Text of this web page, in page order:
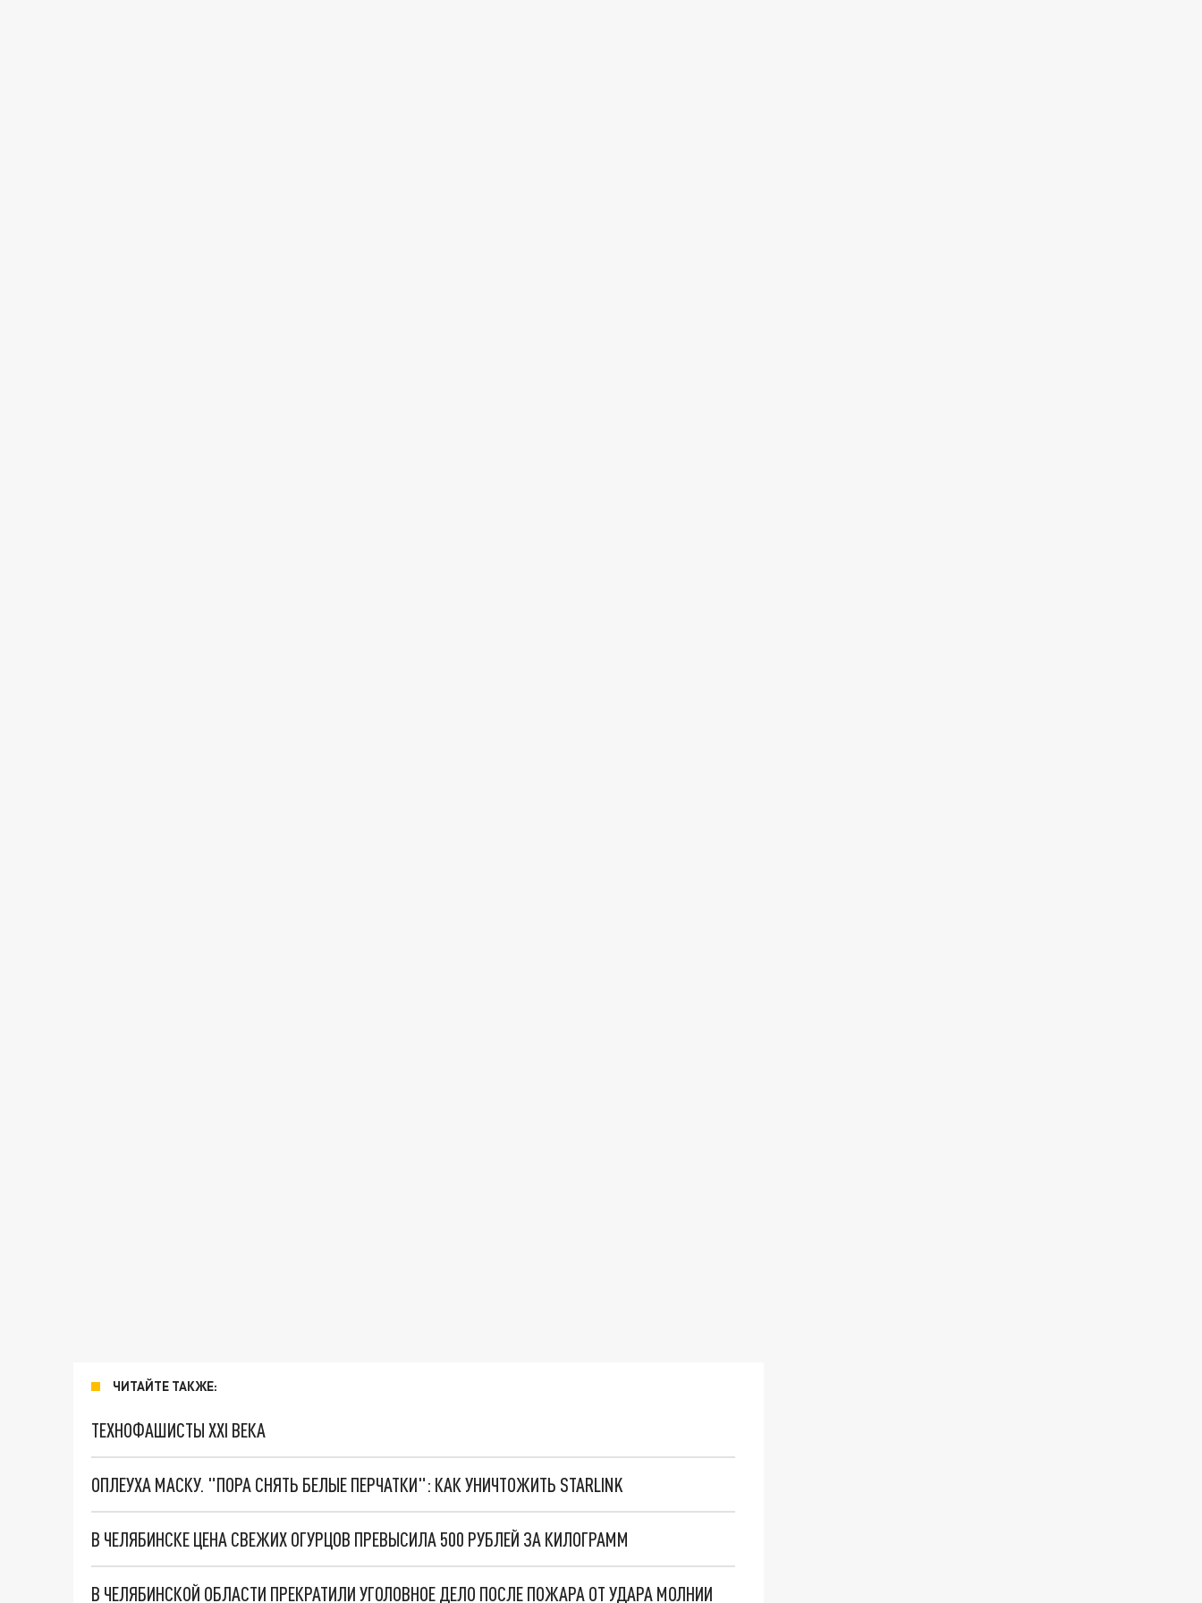
ЧИТАЙТЕ ТАКЖЕ:
ТЕХНОФАШИСТЫ XXI ВЕКА
ОПЛЕУХА МАСКУ. "ПОРА СНЯТЬ БЕЛЫЕ ПЕРЧАТКИ": КАК УНИЧТОЖИТЬ STARLINK
В ЧЕЛЯБИНСКЕ ЦЕНА СВЕЖИХ ОГУРЦОВ ПРЕВЫСИЛА 500 РУБЛЕЙ ЗА КИЛОГРАММ
В ЧЕЛЯБИНСКОЙ ОБЛАСТИ ПРЕКРАТИЛИ УГОЛОВНОЕ ДЕЛО ПОСЛЕ ПОЖАРА ОТ УДАРА МОЛНИИ